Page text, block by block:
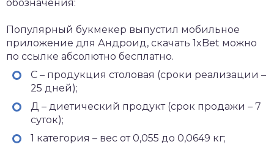
обозначения:
Популярный букмекер выпустил мобильное
приложение для Андроид, скачать 1xBet можно
по ссылке абсолютно бесплатно.
С – продукция столовая (сроки реализации –
25 дней);
Д – диетический продукт (срок продажи – 7
суток);
1 категория – вес от 0,055 до 0,0649 кг;